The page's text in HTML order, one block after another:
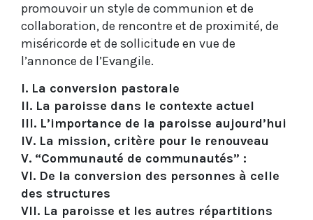
promouvoir un style de communion et de
collaboration, de rencontre et de proximité, de
miséricorde et de sollicitude en vue de
l’annonce de l’Evangile.
I. La conversion pastorale
II. La paroisse dans le contexte actuel
III. L’importance de la paroisse aujourd’hui
IV. La mission, critère pour le renouveau
V. “Communauté de communautés” :
VI. De la conversion des personnes à celle
des structures
VII. La paroisse et les autres répartitions